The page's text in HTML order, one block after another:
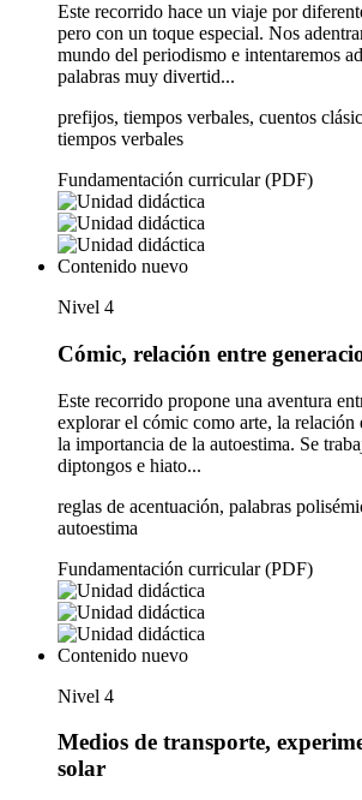
Este recorrido hace un viaje por
pero con un toque especial. Nos
mundo del periodismo e intentaremos
palabras muy divertid...
prefijos, tiempos verbales, cuentos
tiempos verbales
Fundamentación curricular (PDF)
Contenido nuevo
Nivel 4
Cómic, relación entre
Este recorrido propone una aventura
explorar el cómic como arte, la relación
la importancia de la autoestima. Se
diptongos e hiato...
reglas de acentuación, palabras
autoestima
Fundamentación curricular (PDF)
Contenido nuevo
Nivel 4
Medios de transporte,
solar